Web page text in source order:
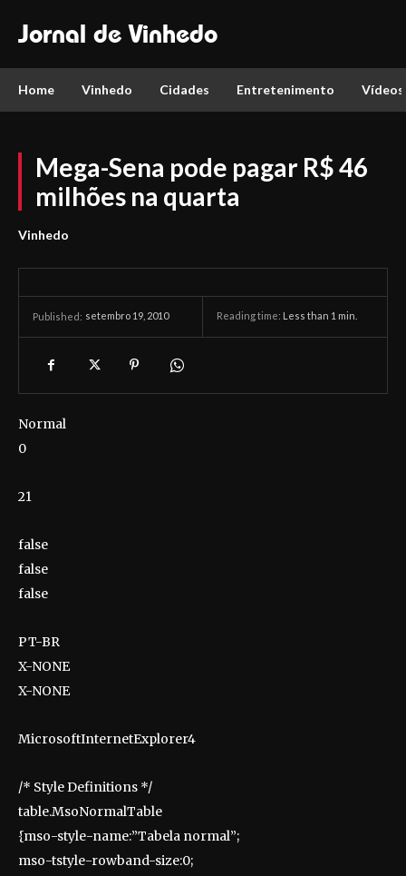
Jornal de Vinhedo
Home Vinhedo Cidades Entretenimento Vídeos
Mega-Sena pode pagar R$ 46
milhões na quarta
Vinhedo
Published: setembro 19, 2010 Reading time: Less than 1 min.
Normal
0
21
false
false
false
PT-BR
X-NONE
X-NONE
MicrosoftInternetExplorer4
/* Style Definitions */
table.MsoNormalTable
{mso-style-name:”Tabela normal”;
mso-tstyle-rowband-size:0;